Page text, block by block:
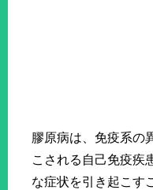
膠原病は、免疫系の
こされる自己免疫疾
な症状を引き起こす